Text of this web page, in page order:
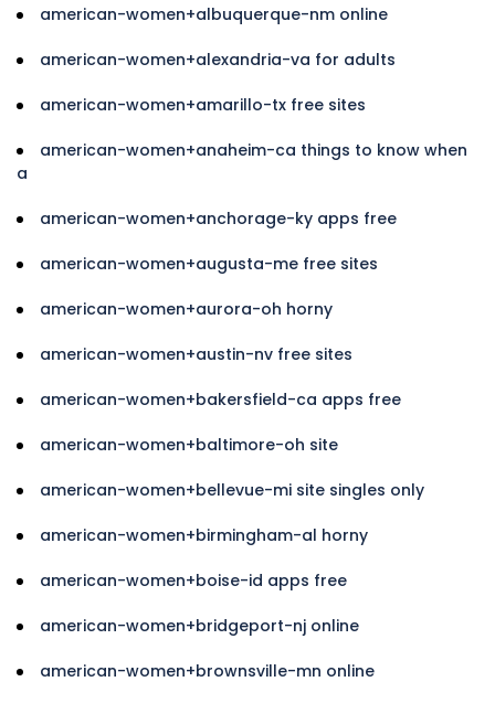
american-women+albuquerque-nm online
american-women+alexandria-va for adults
american-women+amarillo-tx free sites
american-women+anaheim-ca things to know when
a
american-women+anchorage-ky apps free
american-women+augusta-me free sites
american-women+aurora-oh horny
american-women+austin-nv free sites
american-women+bakersfield-ca apps free
american-women+baltimore-oh site
american-women+bellevue-mi site singles only
american-women+birmingham-al horny
american-women+boise-id apps free
american-women+bridgeport-nj online
american-women+brownsville-mn online